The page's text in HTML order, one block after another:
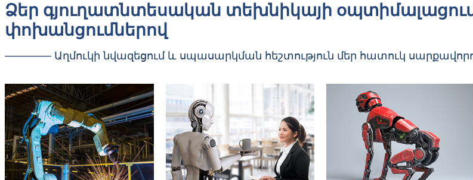
Ձեր գյուղատնտեսական տեխնիկայի
փոխանցումներով
────── Աղմուկի նվազեցում և սպասարկման հեշտություն մեր հատուկ